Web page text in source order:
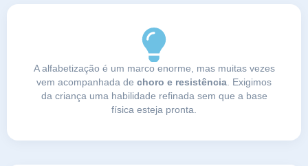
A alfabetização é um marco enorme, mas muitas vezes
vem acompanhada de choro e resistência. Exigimos
da criança uma habilidade refinada sem que a base
física esteja pronta.